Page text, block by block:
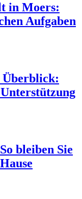
in Moers:
Aufgaben
Überblick:
bleiben Sie